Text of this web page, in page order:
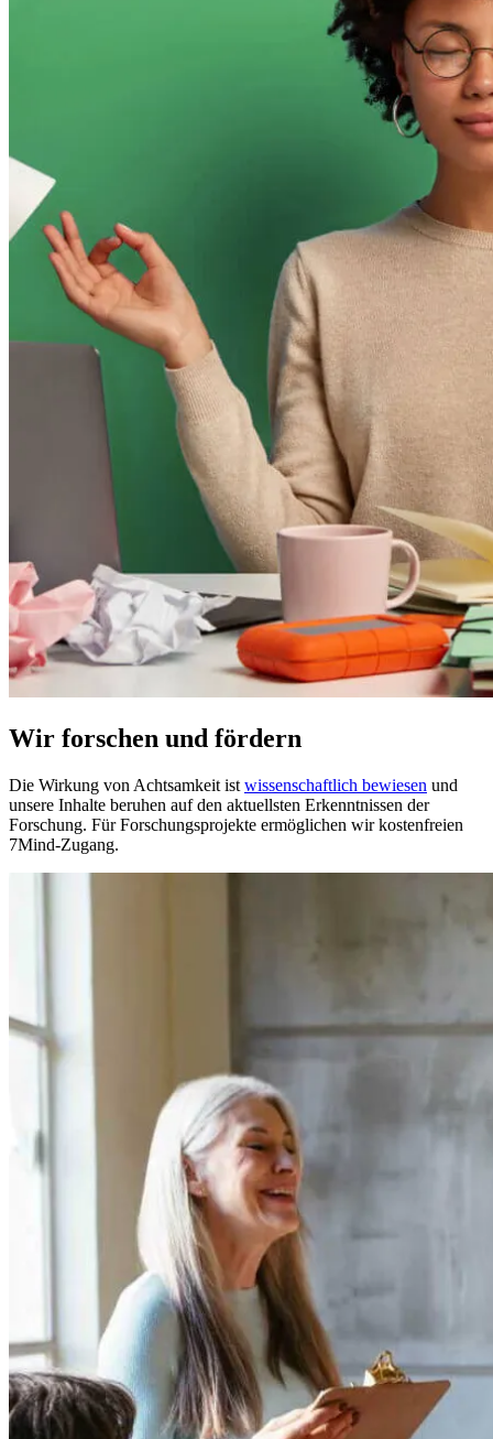
Wir forschen und fördern
Die Wirkung von Achtsamkeit ist wissenschaftlich bewiesen und
unsere Inhalte beruhen auf den aktuellsten Erkenntnissen der
Forschung. Für Forschungsprojekte ermöglichen wir kostenfreien
7Mind-Zugang.